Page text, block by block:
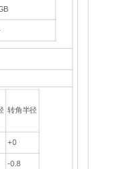
转角半径
+0
-0.8